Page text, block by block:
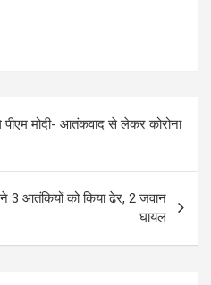
मोदी- आतंकवाद से लेकर कोरोना
3 आतंकियों को किया ढेर, 2 जवान
घायल